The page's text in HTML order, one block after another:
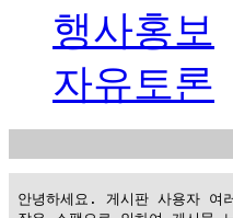
행사홍보
자유토론
안녕하세요. 게시판 사용자 여